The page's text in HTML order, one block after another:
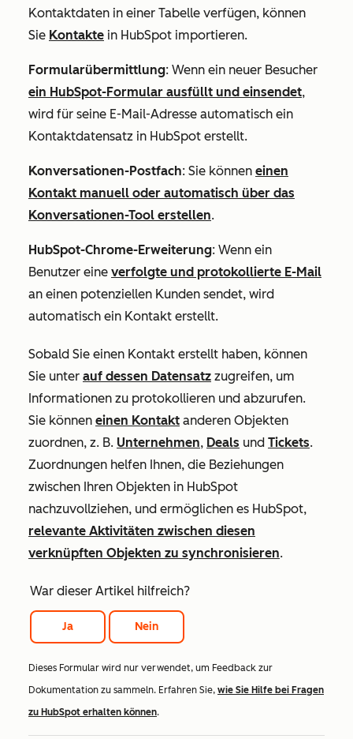
Kontaktdaten in einer Tabelle verfügen, können
Sie Kontakte in HubSpot importieren.
Formularübermittlung: Wenn ein neuer Besucher
ein HubSpot-Formular ausfüllt und einsendet,
wird für seine E-Mail-Adresse automatisch ein
Kontaktdatensatz in HubSpot erstellt.
Konversationen-Postfach: Sie können einen
Kontakt manuell oder automatisch über das
Konversationen-Tool erstellen.
HubSpot-Chrome-Erweiterung: Wenn ein
Benutzer eine verfolgte und protokollierte E-Mail
an einen potenziellen Kunden sendet, wird
automatisch ein Kontakt erstellt.
Sobald Sie einen Kontakt erstellt haben, können
Sie unter auf dessen Datensatz zugreifen, um
Informationen zu protokollieren und abzurufen.
Sie können einen Kontakt anderen Objekten
zuordnen, z. B. Unternehmen, Deals und Tickets.
Zuordnungen helfen Ihnen, die Beziehungen
zwischen Ihren Objekten in HubSpot
nachzuvollziehen, und ermöglichen es HubSpot,
relevante Aktivitäten zwischen diesen
verknüpften Objekten zu synchronisieren.
War dieser Artikel hilfreich?
Ja Nein
Dieses Formular wird nur verwendet, um Feedback zur
Dokumentation zu sammeln. Erfahren Sie, wie Sie Hilfe bei Fragen
zu HubSpot erhalten können.